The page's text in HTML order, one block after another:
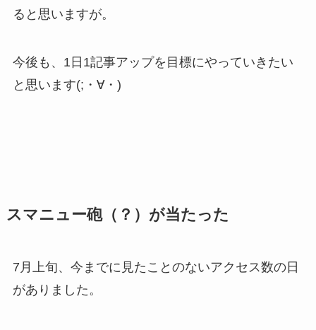
ると思いますが。
今後も、1日1記事アップを目標にやっていきたい
と思います(;・∀・)
スマニュー砲（？）が当たった
7月上旬、今までに見たことのないアクセス数の日
がありました。